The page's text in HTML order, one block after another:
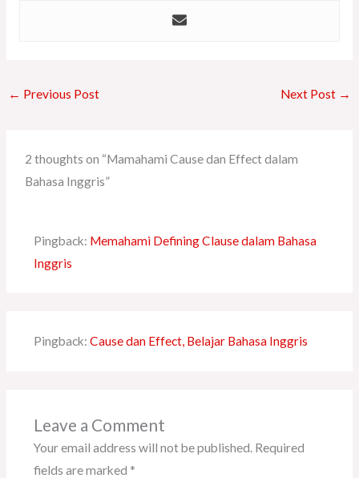
← Previous Post Next Post →
2 thoughts on “Mamahami Cause dan Effect dalam
Bahasa Inggris”
Pingback: Memahami Defining Clause dalam Bahasa
Inggris
Pingback: Cause dan Effect, Belajar Bahasa Inggris
Leave a Comment
Your email address will not be published. Required
fields are marked *